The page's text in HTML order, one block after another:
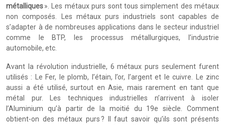
métalliques». Les métaux purs sont tous simplement des métaux
non composés. Les métaux purs industriels sont capables de
s’adapter à de nombreuses applications dans le secteur industriel
comme le BTP, les processus métallurgiques, l’industrie
automobile, etc.
Avant la révolution industrielle, 6 métaux purs seulement furent
utilisés : Le Fer, le plomb, l’étain, l’or, l’argent et le cuivre. Le zinc
aussi a été utilisé, surtout en Asie, mais rarement en tant que
métal pur. Les techniques industrielles n’arrivent à isoler
l’Aluminium qu’à partir de la moitié du 19e siècle. Comment
obtient-on des métaux purs ? Il faut savoir qu’ils sont présents